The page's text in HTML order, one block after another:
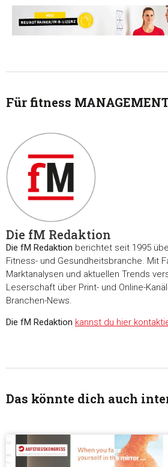
Für fitness
Die fM Redaktion
Die fM Redaktion berichtet seit 1995
Fitness- und Gesundheitsbranche. Mit
Marktanalysen und aktuellen Trends
Leserschaft über Print- und Online-
Branchen-News.
Die fM Redaktion kannst du hier
Das könnte dich auch